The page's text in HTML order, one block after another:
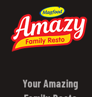
Your Amazing